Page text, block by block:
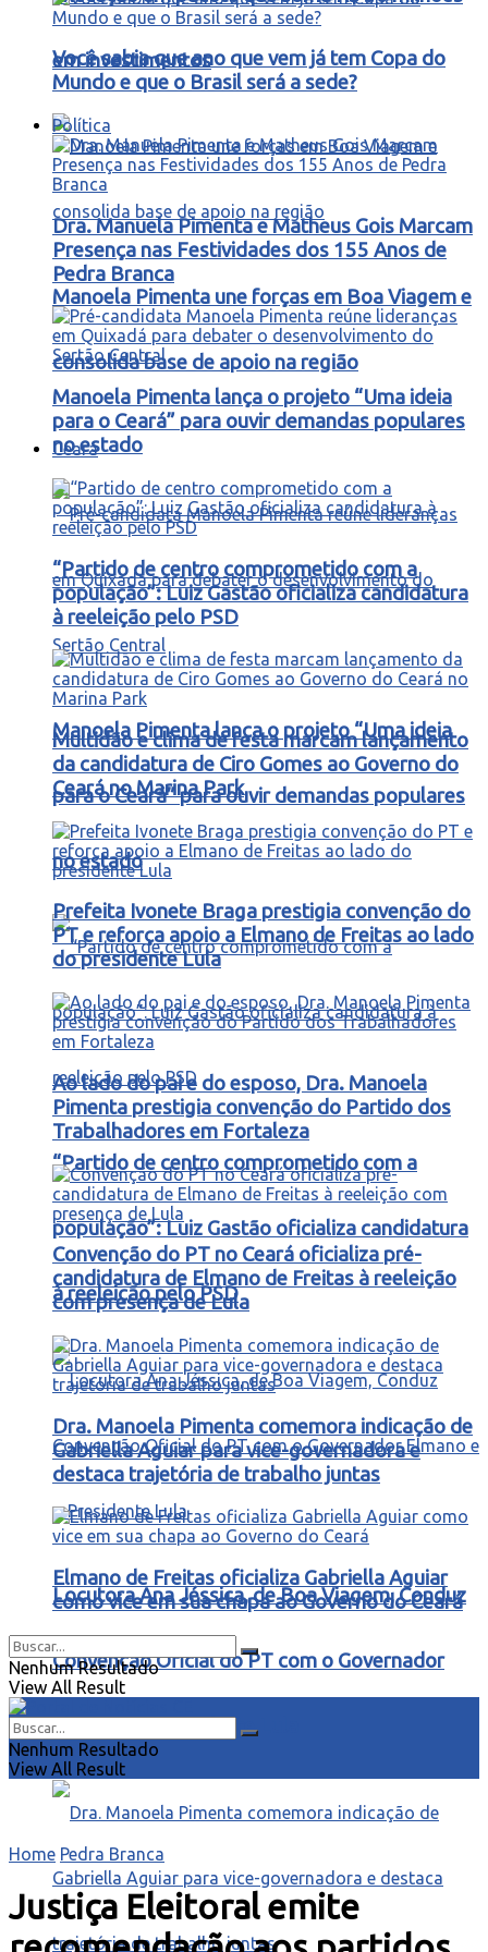
em investimentos
Manoela Pimenta une forças em Boa Viagem e
consolida base de apoio na região
Ceará
Manoela Pimenta lança o projeto “Uma ideia
para o Ceará” para ouvir demandas populares
no estado
“Partido de centro comprometido com a
população”: Luiz Gastão oficializa candidatura
à reeleição pelo PSD
Locutora Ana Jéssica, de Boa Viagem, Conduz
Convenção Oficial do PT com o Governador
Elmano e o Presidente Lula
Você sabia que ano que vem já tem Copa do
Mundo e que o Brasil será a sede?
Política
Dra. Manuela Pimenta e Matheus Gois Marcam
Presença nas Festividades dos 155 Anos de
Pedra Branca
Manoela Pimenta lança o projeto “Uma ideia
para o Ceará” para ouvir demandas populares
no estado
“Partido de centro comprometido com a
população”: Luiz Gastão oficializa candidatura
à reeleição pelo PSD
Multidão e clima de festa marcam lançamento
da candidatura de Ciro Gomes ao Governo do
Ceará no Marina Park
Prefeita Ivonete Braga prestigia convenção do
PT e reforça apoio a Elmano de Freitas ao lado
do presidente Lula
Ao lado do pai e do esposo, Dra. Manoela
Pimenta prestigia convenção do Partido dos
Trabalhadores em Fortaleza
Convenção do PT no Ceará oficializa pré-
candidatura de Elmano de Freitas à reeleição
com presença de Lula
Dra. Manoela Pimenta comemora indicação de
Gabriella Aguiar para vice-governadora e
destaca trajetória de trabalho juntas
Elmano de Freitas oficializa Gabriella Aguiar
como vice em sua chapa ao Governo do Ceará
Nenhum Resultado
View All Result
Nenhum Resultado
View All Result
Home Pedra Branca
Justiça Eleitoral emite